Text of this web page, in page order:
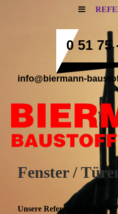
0 51 75
info@biermann-
Fenster /
Unsere Referenzprojekte